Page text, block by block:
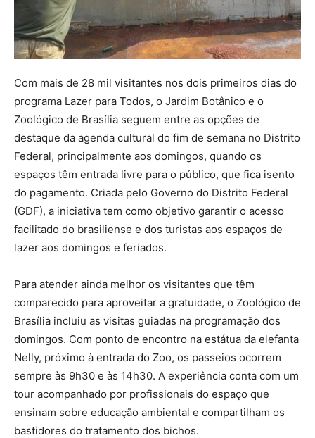
Com mais de 28 mil visitantes nos dois primeiros dias do
programa Lazer para Todos, o Jardim Botânico e o
Zoológico de Brasília seguem entre as opções de
destaque da agenda cultural do fim de semana no Distrito
Federal, principalmente aos domingos, quando os
espaços têm entrada livre para o público, que fica isento
do pagamento. Criada pelo Governo do Distrito Federal
(GDF), a iniciativa tem como objetivo garantir o acesso
facilitado do brasiliense e dos turistas aos espaços de
lazer aos domingos e feriados.
Para atender ainda melhor os visitantes que têm
comparecido para aproveitar a gratuidade, o Zoológico de
Brasília incluiu as visitas guiadas na programação dos
domingos. Com ponto de encontro na estátua da elefanta
Nelly, próximo à entrada do Zoo, os passeios ocorrem
sempre às 9h30 e às 14h30. A experiência conta com um
tour acompanhado por profissionais do espaço que
ensinam sobre educação ambiental e compartilham os
bastidores do tratamento dos bichos.